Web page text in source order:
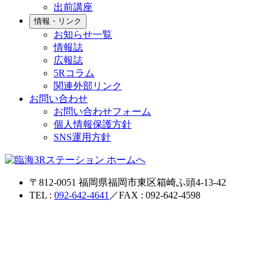
出前講座
情報・リンク
お知らせ一覧
情報誌
広報誌
5Rコラム
関連外部リンク
お問い合わせ
お問い合わせフォーム
個人情報保護方針
SNS運用方針
〒812-0051 福岡県福岡市東区箱崎ふ頭4-13-42
TEL : 092-642-4641 ／FAX : 092-642-4598